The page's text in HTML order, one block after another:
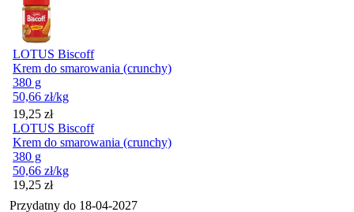
LOTUS Biscoff
Krem do smarowania (crunchy)
380 g
50,66 zł/kg
Cena
19,25 zł
LOTUS Biscoff
Krem do smarowania (crunchy)
380 g
50,66 zł/kg
Cena
19,25 zł
Przydatny do 18-04-2027